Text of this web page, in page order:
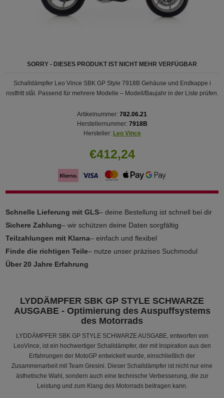
SORRY - DIESES PRODUKT IST NICHT MEHR VERFÜGBAR
Schalldämpfer Leo Vince SBK GP Style 7918B Gehäuse und Endkappe i
rostfritt stål. Passend für mehrere Modelle – Modell/Baujahr in der Liste prüfen.
Artikelnummer: 782.06.21
Herstellernummer: 7918B
Hersteller: Leo Vince
€412,24
Schnelle Lieferung mit GLS– deine Bestellung ist schnell bei dir
Sichere Zahlung– wir schützen deine Daten sorgfältig
Teilzahlungen mit Klarna– einfach und flexibel
Finde die richtigen Teile– nutze unser präzises Suchmodul
Über 20 Jahre Erfahrung
LYDDÄMPFER SBK GP STYLE SCHWARZE
AUSGABE - Optimierung des Auspuffsystems
des Motorrads
LYDDÄMPFER SBK GP STYLE SCHWARZE AUSGABE, entworfen von
LeoVince, ist ein hochwertiger Schalldämpfer, der mit Inspiration aus den
Erfahrungen der MotoGP entwickelt wurde, einschließlich der
Zusammenarbeit mit Team Gresini. Dieser Schalldämpfer ist nicht nur eine
ästhetische Wahl, sondern auch eine technische Verbesserung, die zur
Leistung und zum Klang des Motorrads beitragen kann.